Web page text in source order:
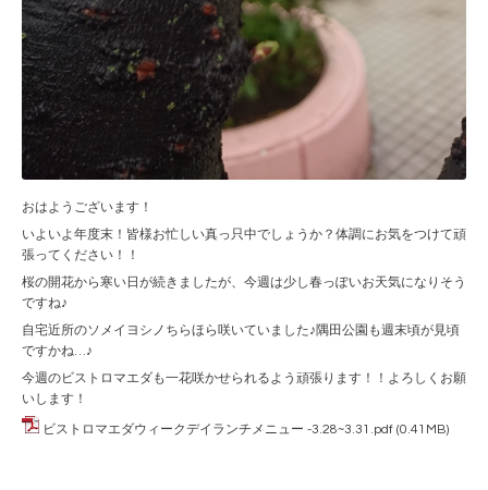
おはようございます！
いよいよ年度末！皆様お忙しい真っ只中でしょうか？体調にお気をつけて頑
張ってください！！
桜の開花から寒い日が続きましたが、今週は少し春っぽいお天気になりそう
ですね♪
自宅近所のソメイヨシノちらほら咲いていました♪隅田公園も週末頃が見頃
ですかね…♪
今週のビストロマエダも一花咲かせられるよう頑張ります！！よろしくお願
いします！
ビストロマエダウィークデイランチメニュー -3.28~3.31.pdf (0.41MB)